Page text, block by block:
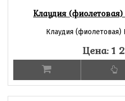
Клаудия
Клаудия (фиолетовая)
Цена: 1